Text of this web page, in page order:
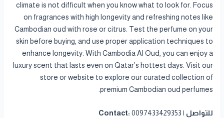
climate is not difficult when you know what to look for. Focus
on fragrances with high longevity and refreshing notes like
Cambodian oud with rose or citrus. Test the perfume on your
skin before buying, and use proper application techniques to
enhance longevity. With Cambodia Al Oud, you can enjoy a
luxury scent that lasts even on Qatar’s hottest days. Visit our
store or website to explore our curated collection of
premium Cambodian oud perfumes.
للتواصل | Contact: 0097433429353